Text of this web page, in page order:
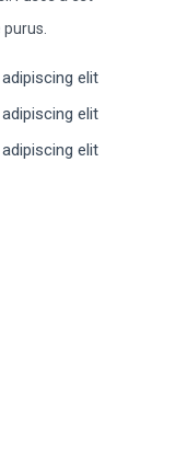
elit
elit
elit